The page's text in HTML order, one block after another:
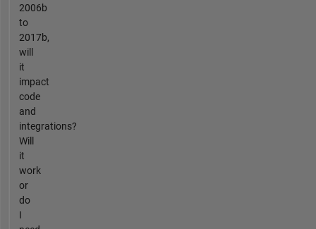
2006b
to
2017b,
will
it
impact
code
and
integrations?
Will
it
work
or
do
I